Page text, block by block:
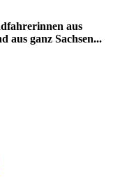
aus
aus ganz Sachsen...